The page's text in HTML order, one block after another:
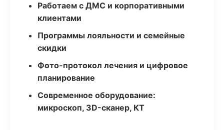
Работаем с ДМС и корпоративными
клиентами
Программы лояльности и семейные
скидки
Фото-протокол лечения и цифровое
планирование
Современное оборудование:
микроскоп, 3D-сканер, КТ